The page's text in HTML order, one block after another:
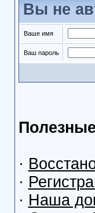
Вы не
Ваше имя
Ваш пароль
·
·
· Наша